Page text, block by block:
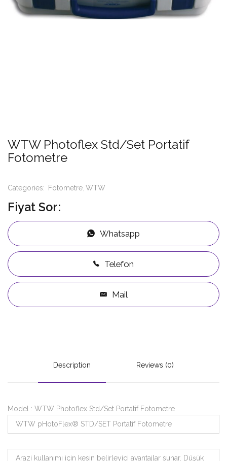
WTW Photoflex Std/Set Portatif
Fotometre
Categories: Fotometre WTW
Fiyat Sor:
Whatsapp
Telefon
Mail
Description Reviews (0)
Model : WTW Photoflex Std/Set Portatif Fotometre
WTW pHotoFlex® STD/SET Portatif Fotometre
Arazi kullanımı için kesin belirleyici avantajlar sunar. Düşük